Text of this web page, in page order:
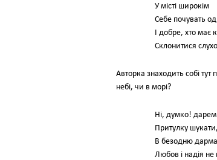
У місті широкім
Себе почувать
І добре, хто має
Склонитися
Авторка знаходить собі
небі, чи в морі?
Ні, думко!
Притулку шукати,
В безодню
Любов і надія не